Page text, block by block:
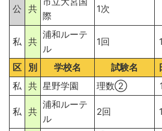
公 共
際
1次
私 共
浦和ルーテ
ル
1回
区 別 学校名 試験名
私 共 星野学園 理数②
私 共
浦和ルーテ
ル
2回